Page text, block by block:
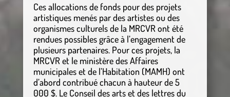
Ces allocations de fonds pour des projets
artistiques menés par des artistes ou des
organismes culturels de la MRCVR ont été
rendues possibles grâce à l’engagement de
plusieurs partenaires. Pour ces projets, la
MRCVR et le ministère des Affaires
municipales et de l’Habitation (MAMH) ont
d’abord contribué chacun à hauteur de 5
000 $. Le Conseil des arts et des lettres du